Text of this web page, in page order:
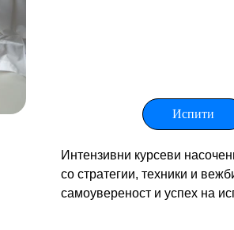
Испити
Интензивни курсеви
со стратегии, техники и
самоувереност и успех на